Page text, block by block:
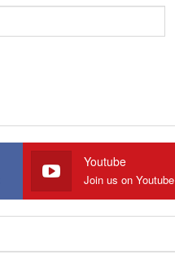
Youtube
Join us on Youtube